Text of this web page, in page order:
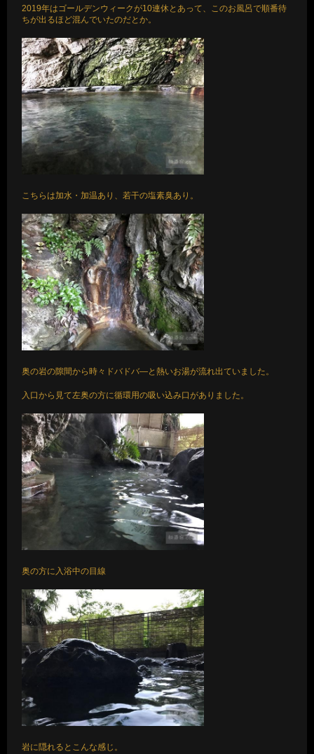
2019年はゴールデンウィークが10連休とあって、このお風呂で順番待
ちが出るほど混んでいたのだとか。
こちらは加水・加温あり、若干の塩素臭あり。
奥の岩の隙間から時々ドバドバ―と熱いお湯が流れ出ていました。
入口から見て左奥の方に循環用の吸い込み口がありました。
奥の方に入浴中の目線
岩に隠れるとこんな感じ。